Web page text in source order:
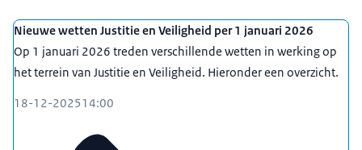
Nieuwe wetten Justitie en Veiligheid per 1 januari 2026
Op 1 januari 2026 treden verschillende wetten in werking op
het terrein van Justitie en Veiligheid. Hieronder een overzicht.
18-12-202514:00